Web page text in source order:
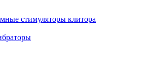
стимуляторы клитора